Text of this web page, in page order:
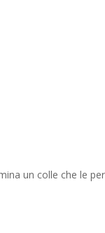
un colle che le